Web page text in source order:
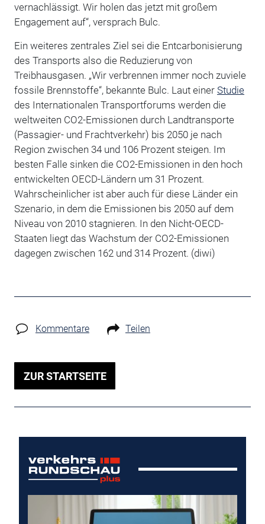
vernachlässigt. Wir holen das jetzt mit großem
Engagement auf“, versprach Bulc.
Ein weiteres zentrales Ziel sei die Entcarbonisierung
des Transports also die Reduzierung von
Treibhausgasen. „Wir verbrennen immer noch zuviele
fossile Brennstoffe“, bekannte Bulc. Laut einer Studie
des Internationalen Transportforums werden die
weltweiten CO2-Emissionen durch Landtransporte
(Passagier- und Frachtverkehr) bis 2050 je nach
Region zwischen 34 und 106 Prozent steigen. Im
besten Falle sinken die CO2-Emissionen in den hoch
entwickelten OECD-Ländern um 31 Prozent.
Wahrscheinlicher ist aber auch für diese Länder ein
Szenario, in dem die Emissionen bis 2050 auf dem
Niveau von 2010 stagnieren. In den Nicht-OECD-
Staaten liegt das Wachstum der CO2-Emissionen
dagegen zwischen 162 und 314 Prozent. (diwi)
Kommentare Teilen
ZUR STARTSEITE